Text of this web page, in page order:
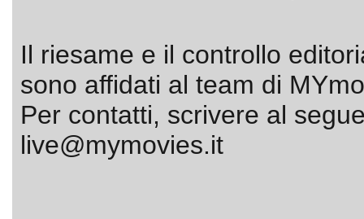
Il riesame e il controllo
sono affidati al team di
Per contatti, scrivere al
live@mymovies.it